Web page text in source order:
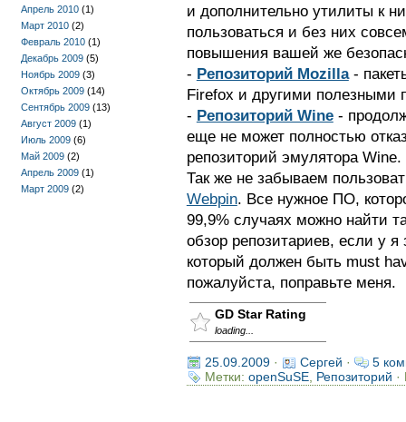
и дополнительно утилиты к
пользоваться и без них
повышения вашей же
- Репозиторий Mozilla-
Firefox и другими полезными
- Репозиторий Wine-
еще не может полностью
репозиторий эмулятора Wine.
Так же не забываем
Webpin. Все нужное ПО,
99,9% случаях можно найти
обзор репозитариев, если у
который должен быть must
пожалуйста, поправьте меня.
GD Star Rating
loading...
25.09.2009· Сергей ·
5
Метки: openSuSE, Репозиторий ·
Апрель 2010 (1)
Март 2010 (2)
Февраль 2010 (1)
Декабрь 2009 (5)
Ноябрь 2009 (3)
Октябрь 2009 (14)
Сентябрь 2009 (13)
Август 2009 (1)
Июль 2009 (6)
Май 2009 (2)
Апрель 2009 (1)
Март 2009 (2)